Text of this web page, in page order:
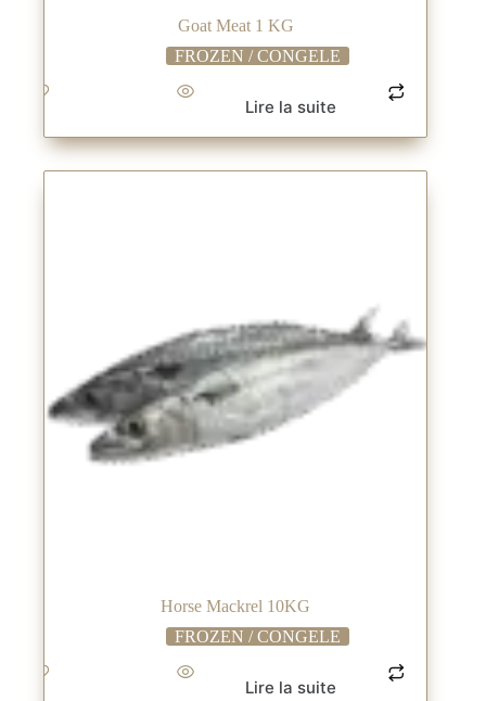
Goat Meat 1 KG
FROZEN / CONGELE
Lire la suite
Horse Mackrel 10KG
FROZEN / CONGELE
Lire la suite